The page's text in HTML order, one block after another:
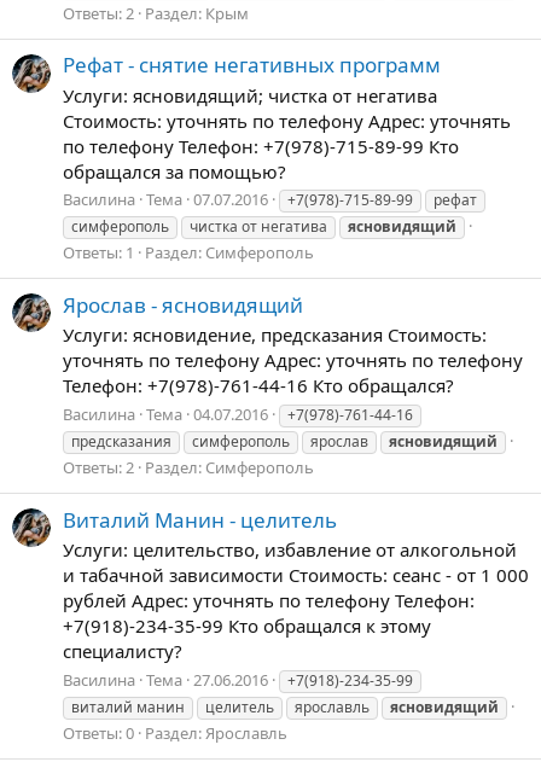
Ответы: 2 Раздел: Крым
Рефат - снятие негативных программ
Услуги: ясновидящий; чистка от негатива
Стоимость: уточнять по телефону Адрес: уточнять
по телефону Телефон: +7(978)-715-89-99 Кто
обращался за помощью?
Василина Тема 07.07.2016 +7(978)-715-89-99
рефат
симферополь
чистка от негатива ясновидящий
Ответы: 1 Раздел: Симферополь
Ярослав - ясновидящий
Услуги: ясновидение, предсказания Стоимость:
уточнять по телефону Адрес: уточнять по телефону
Телефон: +7(978)-761-44-16 Кто обращался?
Василина Тема 04.07.2016
+7(978)-761-44-16
предсказания
симферополь ярослав ясновидящий
Ответы: 2 Раздел: Симферополь
Виталий Манин - целитель
Услуги: целительство, избавление от алкогольной
и табачной зависимости Стоимость: сеанс - от 1 000
рублей Адрес: уточнять по телефону Телефон:
+7(918)-234-35-99 Кто обращался к этому
специалисту?
Василина Тема 27.06.2016
+7(918)-234-35-99
виталий манин
целитель ярославль ясновидящий
Ответы: 0 Раздел:Ярославль